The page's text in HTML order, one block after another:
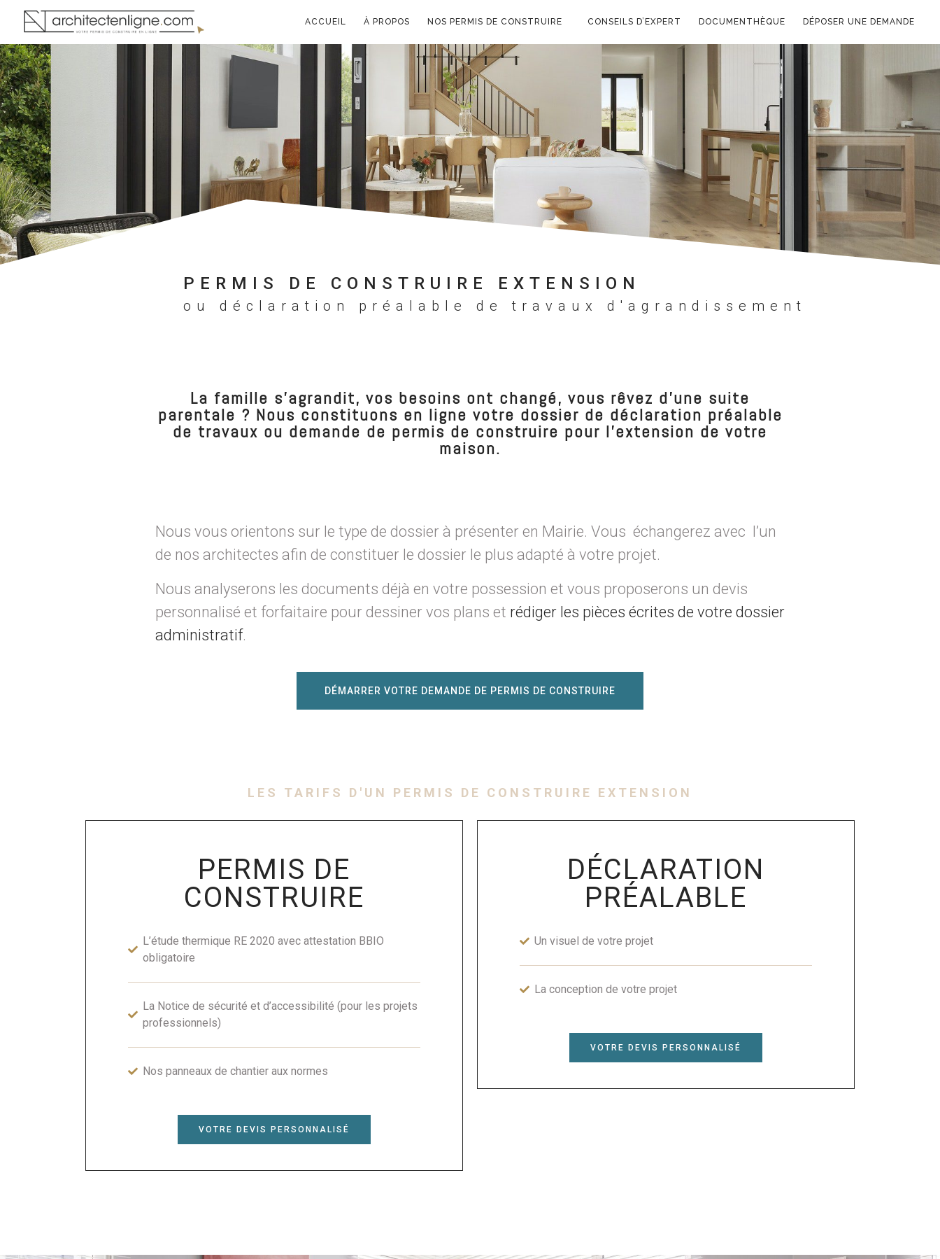
ACCUEIL À PROPOS NOS PERMIS DE CONSTRUIRE CONSEILS D’EXPERT DOCUMENTHÈQUE DÉPOSER UNE DEMANDE
PERMIS DE CONSTRUIRE EXTENSION
ou déclaration préalable de travaux d'agrandissement
La famille s'agrandit, vos besoins ont changé, vous rêvez d'une suite
parentale ? Nous constituons en ligne votre dossier de déclaration préalable
de travaux ou demande de permis de construire pour l’extension de votre
maison.
Nous vous orientons sur le type de dossier à présenter en Mairie. Vous échangerez avec l’un
de nos architectes afin de constituer le dossier le plus adapté à votre projet.
Nous analyserons les documents déjà en votre possession et vous proposerons un devis
personnalisé et forfaitaire pour dessiner vos plans et rédiger les pièces écrites de votre dossier
administratif.
DÉMARRER VOTRE DEMANDE DE PERMIS DE CONSTRUIRE
LES TARIFS D'UN PERMIS DE CONSTRUIRE EXTENSION
PERMIS DE
CONSTRUIRE
L’étude thermique RE 2020 avec attestation BBIO
obligatoire
La Notice de sécurité et d’accessibilité (pour les projets
professionnels)
Nos panneaux de chantier aux normes
VOTRE DEVIS PERSONNALISÉ
DÉCLARATION
PRÉALABLE
Un visuel de votre projet
La conception de votre projet
VOTRE DEVIS PERSONNALISÉ